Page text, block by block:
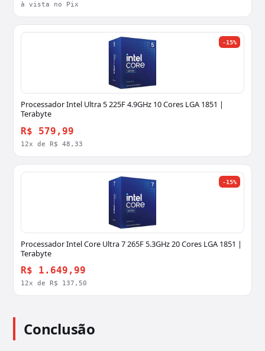
à vista no Pix
-15%
Processador Intel Ultra 5 225F 4.9GHz 10 Cores LGA 1851 |
Terabyte
R$ 579,99
12x de R$ 48,33
-15%
Processador Intel Core Ultra 7 265F 5.3GHz 20 Cores LGA 1851 |
Terabyte
R$ 1.649,99
12x de R$ 137,50
Conclusão